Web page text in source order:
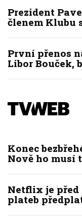
Prezident
členem Klubu
První přenos
Libor Bouček,
Konec
Nově ho musí
Netflix je před
plateb